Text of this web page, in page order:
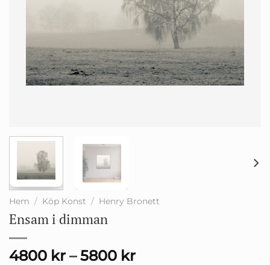
Hem / Köp Konst / Henry Bronett
Ensam i dimman
4800 kr –5800 kr